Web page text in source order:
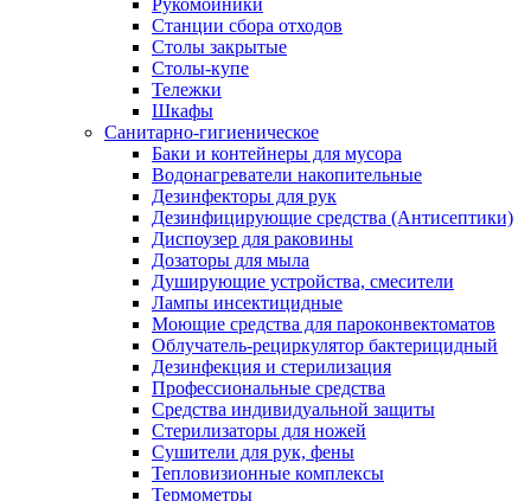
Рукомойники
Станции сбора отходов
Столы закрытые
Столы-купе
Тележки
Шкафы
Санитарно-гигиеническое
Баки и контейнеры для мусора
Водонагреватели накопительные
Дезинфекторы для рук
Дезинфицирующие средства (Антисептики)
Диспоузер для раковины
Дозаторы для мыла
Душирующие устройства, смесители
Лампы инсектицидные
Моющие средства для пароконвектоматов
Облучатель-рециркулятор бактерицидный
Дезинфекция и стерилизация
Профессиональные средства
Средства индивидуальной защиты
Стерилизаторы для ножей
Сушители для рук, фены
Тепловизионные комплексы
Термометры